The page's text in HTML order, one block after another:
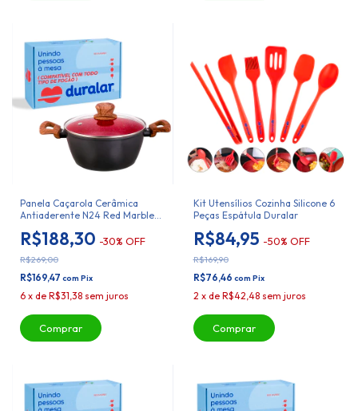
Panela Caçarola Cerâmica
Antiaderente N24 Red Marble
R$188,30 -30% OFF
R$269,00
R$169,47 com Pix
6 x de R$31,38 sem juros
Kit Utensílios Cozinha Silicone 6
Peças Espátula Duralar
R$84,95 -50% OFF
R$169,90
R$76,46 com Pix
2 x de R$42,48 sem juros